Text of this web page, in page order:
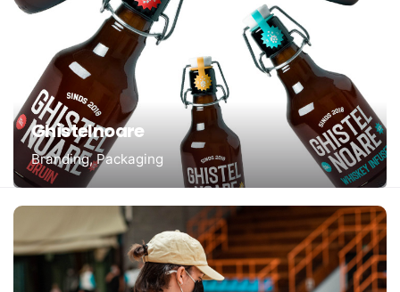
Ghistelnoare
Branding Packaging